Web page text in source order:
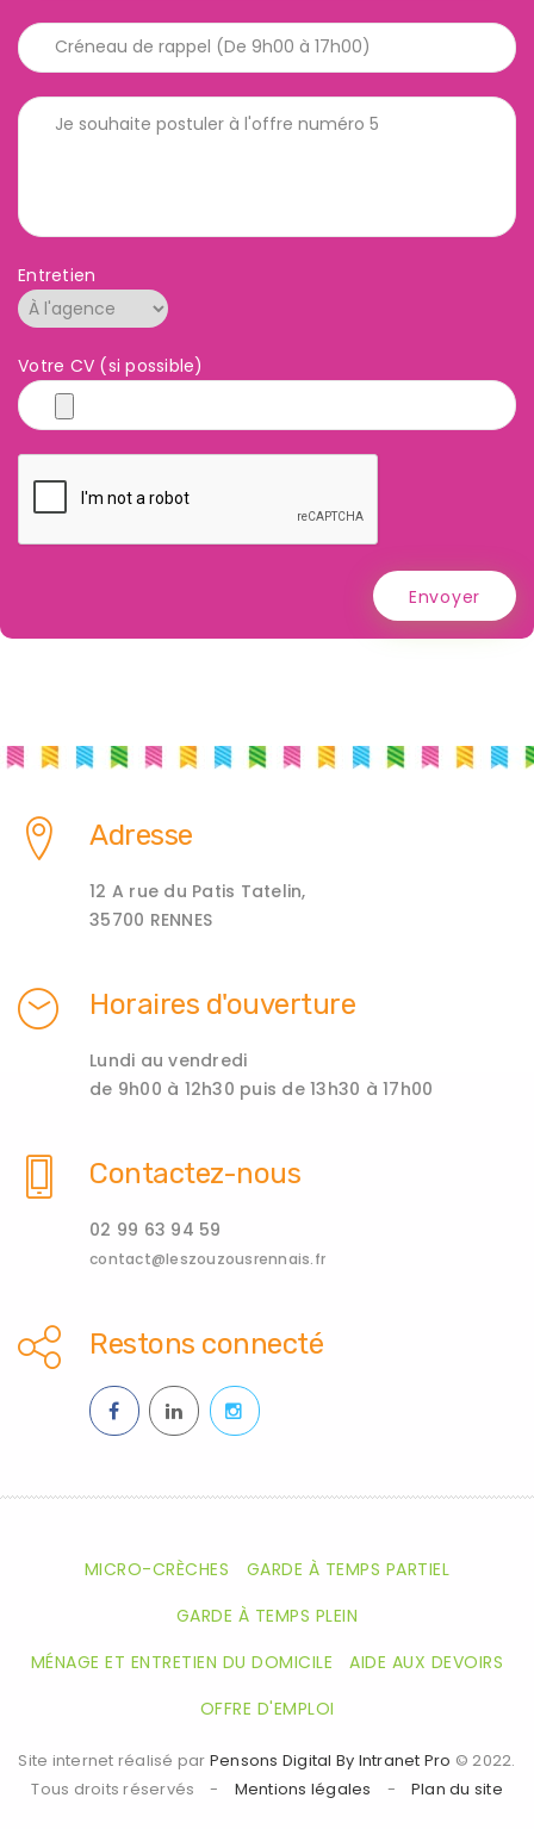
Entretien
Votre CV (si possible)
Envoyer
Adresse
12 A rue du Patis Tatelin,
35700 RENNES
Horaires d'ouverture
Lundi au vendredi
de 9h00 à 12h30 puis de 13h30 à 17h00
Contactez-nous
02 99 63 94 59
contact@leszouzousrennais.fr
Restons connecté
MICRO-CRÈCHES
GARDE À TEMPS PARTIEL
GARDE À TEMPS PLEIN
MÉNAGE ET ENTRETIEN DU DOMICILE
AIDE AUX DEVOIRS
OFFRE D'EMPLOI
Site internet réalisé par Pensons Digital By Intranet Pro © 2022.
Tous droits réservés - Mentions légales - Plan du site